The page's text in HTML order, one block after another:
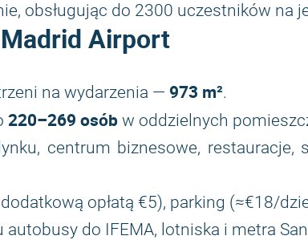
obsługując do 2300 uczestników na
Airport
na wydarzenia — 973 m².
220–269 osób w oddzielnych
centrum biznesowe, restauracje,
opłatą €5), parking (≈€18/
do IFEMA, lotniska i metra